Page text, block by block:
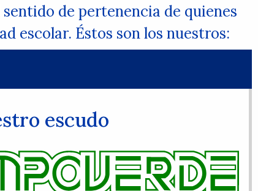
de pertenencia de quienes
escolar. Éstos son los nuestros:
escudo